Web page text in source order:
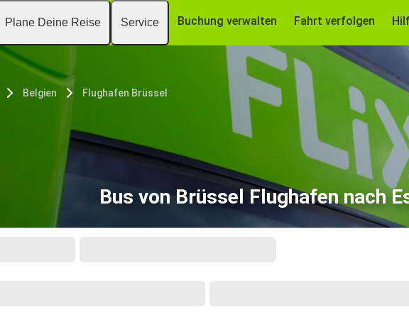
Plane Deine Reise Service Buchung verwalten Fahrt verfolgen
Belgien Flughafen Brüssel
Bus von Brüssel Flughafen nach